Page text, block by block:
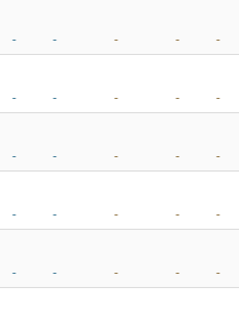
- - - -
-
- - - -
-
- - - -
-
- - - -
-
- - - -
-